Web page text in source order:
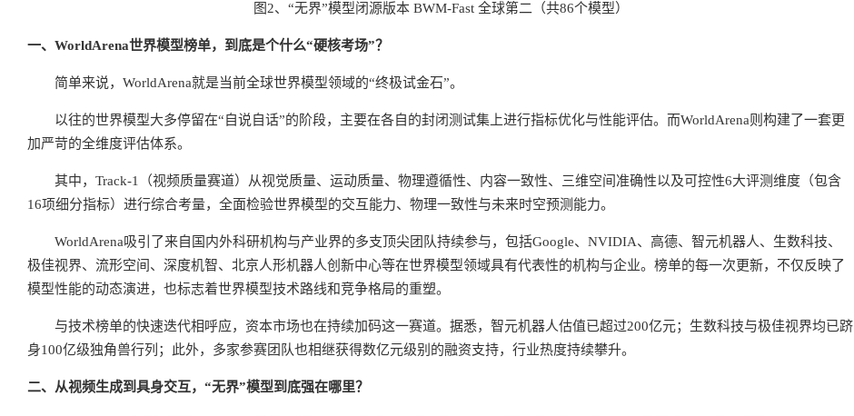
图2、“无界”模型闭源版本 BWM-Fast 全球第二（共86个模型）
一、WorldArena世界模型榜单，到底是个什么“硬核考场”？
简单来说，WorldArena就是当前全球世界模型领域的“终极试金石”。
以往的世界模型大多停留在“自说自话”的阶段，主要在各自的封闭测试集上进行指标优化与性能评估。而WorldArena则构建了一套更
加严苛的全维度评估体系。
其中，Track-1（视频质量赛道）从视觉质量、运动质量、物理遵循性、内容一致性、三维空间准确性以及可控性6大评测维度（包含
16项细分指标）进行综合考量，全面检验世界模型的交互能力、物理一致性与未来时空预测能力。
WorldArena吸引了来自国内外科研机构与产业界的多支顶尖团队持续参与，包括Google、NVIDIA、高德、智元机器人、生数科技、
极佳视界、流形空间、深度机智、北京人形机器人创新中心等在世界模型领域具有代表性的机构与企业。榜单的每一次更新，不仅反映了
模型性能的动态演进，也标志着世界模型技术路线和竞争格局的重塑。
与技术榜单的快速迭代相呼应，资本市场也在持续加码这一赛道。据悉，智元机器人估值已超过200亿元；生数科技与极佳视界均已跻
身100亿级独角兽行列；此外，多家参赛团队也相继获得数亿元级别的融资支持，行业热度持续攀升。
二、从视频生成到具身交互，“无界”模型到底强在哪里？